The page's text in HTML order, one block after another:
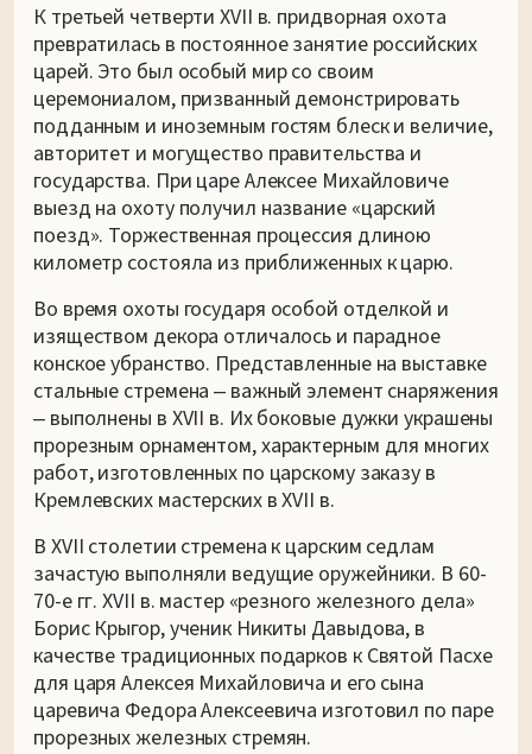
К третьей четверти XVII в. придворная охота
превратилась в постоянное занятие российских
царей. Это был особый мир со своим
церемониалом, призванный демонстрировать
подданным и иноземным гостям блеск и величие,
авторитет и могущество правительства и
государства. При царе Алексее Михайловиче
выезд на охоту получил название «царский
поезд». Торжественная процессия длиною
километр состояла из приближенных к царю.
Во время охоты государя особой отделкой и
изяществом декора отличалось и парадное
конское убранство. Представленные на выставке
стальные стремена ‒ важный элемент снаряжения
‒ выполнены в XVII в. Их боковые дужки украшены
прорезным орнаментом, характерным для многих
работ, изготовленных по царскому заказу в
Кремлевских мастерских в XVII в.
В XVII столетии стремена к царским седлам
зачастую выполняли ведущие оружейники. В 60-
70-е гг. XVII в. мастер «резного железного дела»
Борис Крыгор, ученик Никиты Давыдова, в
качестве традиционных подарков к Святой Пасхе
для царя Алексея Михайловича и его сына
царевича Федора Алексеевича изготовил по паре
прорезных железных стремян.